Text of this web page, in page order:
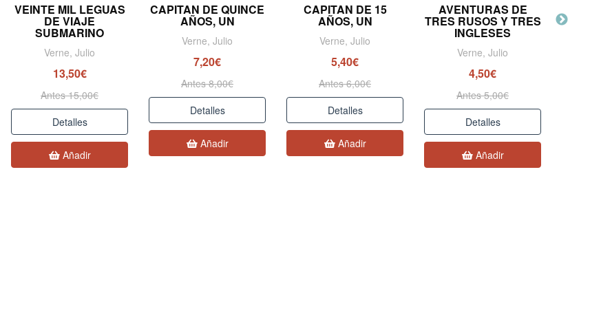
VEINTE MIL LEGUAS
DE VIAJE
SUBMARINO
Verne, Julio
13,50€
Antes 15,00€
Detalles
Añadir
CAPITAN DE QUINCE
AÑOS, UN
Verne, Julio
7,20€
Antes 8,00€
Detalles
Añadir
CAPITAN DE 15
AÑOS, UN
Verne, Julio
5,40€
Antes 6,00€
Detalles
Añadir
AVENTURAS DE
TRES RUSOS Y TRES
INGLESES
Verne, Julio
4,50€
Antes 5,00€
Detalles
Añadir